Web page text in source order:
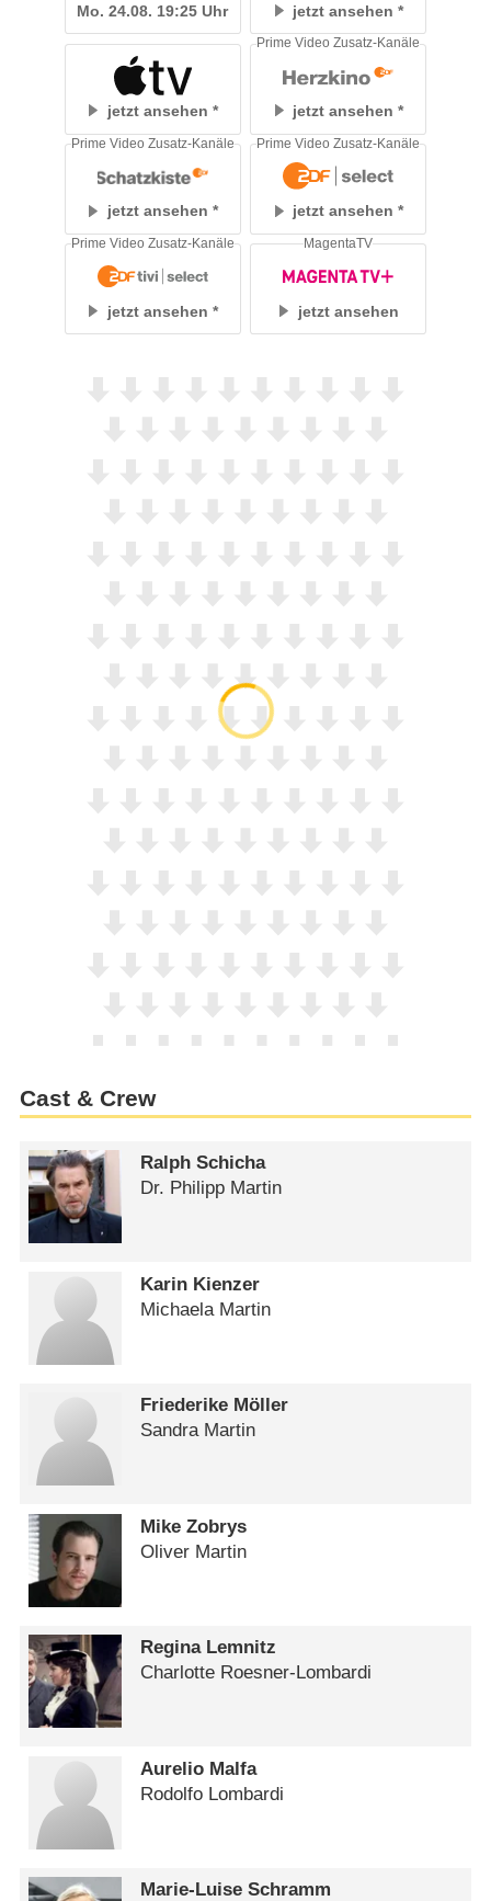
Mo. 24.08. 19:25 Uhr jetzt ansehen
jetzt ansehen jetzt ansehen
Prime Video Zusatz-Kanäle
jetzt ansehen
Prime Video Zusatz-Kanäle
jetzt ansehen
Prime Video Zusatz-Kanäle
jetzt ansehen
Prime Video Zusatz-Kanäle
jetzt ansehen
MagentaTV
Cast & Crew
Ralph Schicha
Dr. Philipp Martin
Karin Kienzer
Michaela Martin
Friederike Möller
Sandra Martin
Mike Zobrys
Oliver Martin
Regina Lemnitz
Charlotte Roesner-Lombardi
Aurelio Malfa
Rodolfo Lombardi
Marie-Luise Schramm